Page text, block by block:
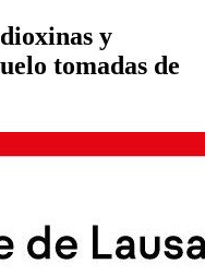
y
tomadas de